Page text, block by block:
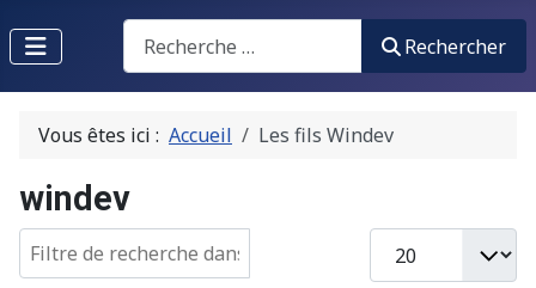
Recherche
Rechercher
Vous êtes ici : Accueil Les fils Windev
windev
Champ de filtre